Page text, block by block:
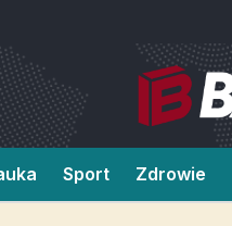
Sport Zdrowie